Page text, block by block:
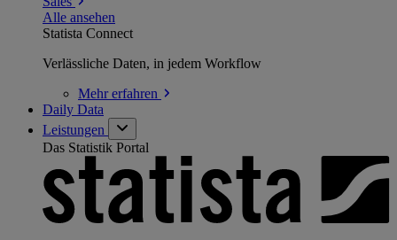
Alle ansehen
Statista Connect
Verlässliche Daten, in jedem Workflow
Mehrerfahren
Daily Data
Leistungen
Das Statistik Portal